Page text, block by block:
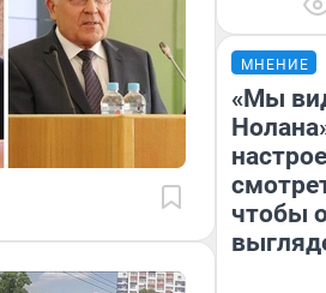
МНЕНИЕ
«Мы
чтобы